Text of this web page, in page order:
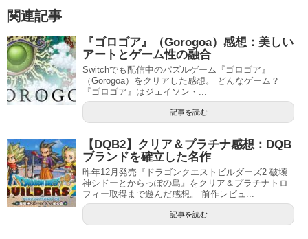
関連記事
『ゴロゴア』（Gorogoa）感想：美しい
アートとゲーム性の融合
Switchでも配信中のパズルゲーム『ゴロゴア』
（Gorogoa）をクリアした感想。 どんなゲーム？
『ゴロゴア』はジェイソン・...
記事を読む
【DQB2】クリア＆プラチナ感想：DQB
ブランドを確立した名作
昨年12月発売『ドラゴンクエストビルダーズ2 破壊
神シドーとからっぽの島』をクリア＆プラチナトロ
フィー取得まで遊んだ感想。 前作レビュ...
記事を読む